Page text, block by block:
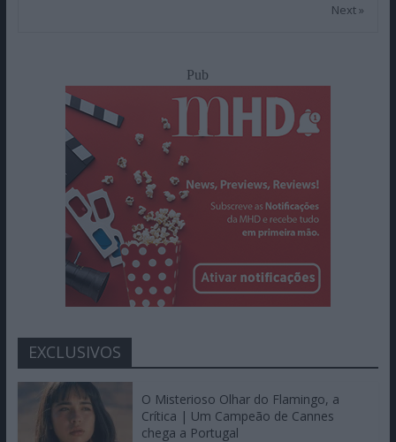
Next »
Pub
EXCLUSIVOS
O Misterioso Olhar do Flamingo, a
Crítica | Um Campeão de Cannes
chega a Portugal